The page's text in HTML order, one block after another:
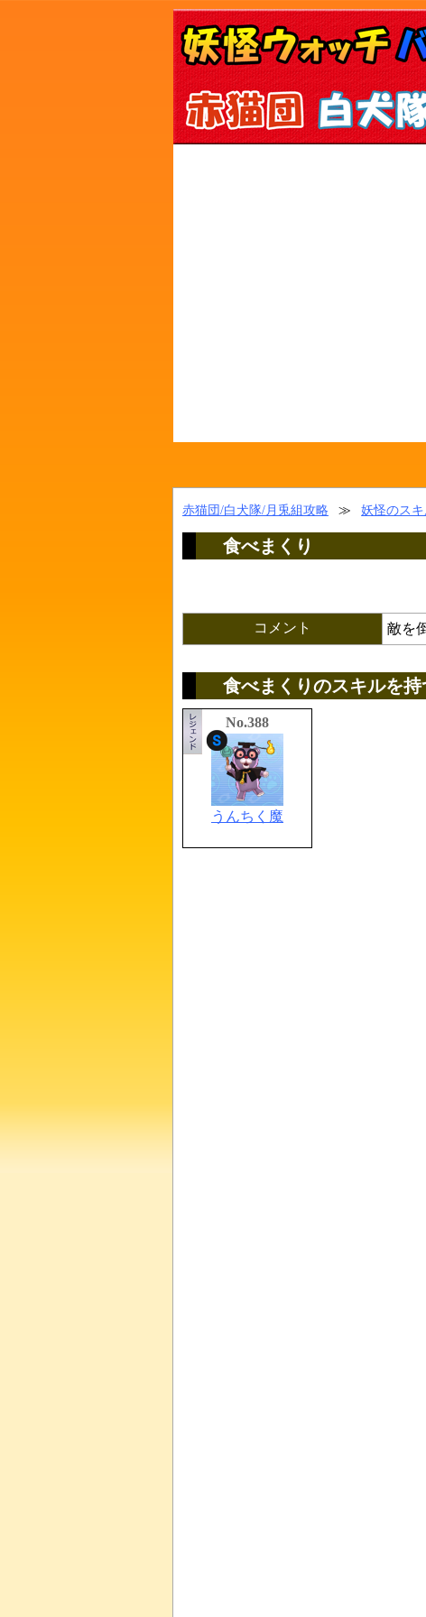
赤猫団/白犬隊/月兎組攻略 ≫ 妖怪のス
食べまくり
コメント 敵を
食べまくりのスキルを持
No.388
うんちく魔